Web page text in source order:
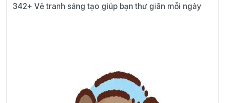
342+ Vẽ tranh sáng tạo giúp bạn thư giãn mỗi ngày